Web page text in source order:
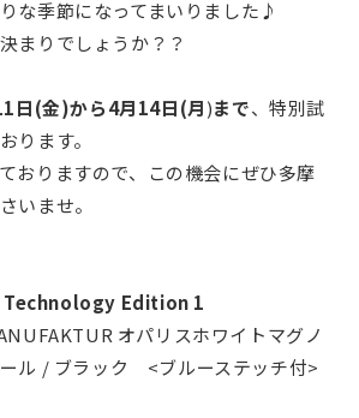
な季節になってまいりました♪
まりでしょうか？？
日(金)から4月14日(月)まで、特別試
ります。
おりますので、この機会にぜひ多摩
いませ。
Edition 1
オパリスホワイトマグノ
ル / ブラック <ブルーステッチ付>